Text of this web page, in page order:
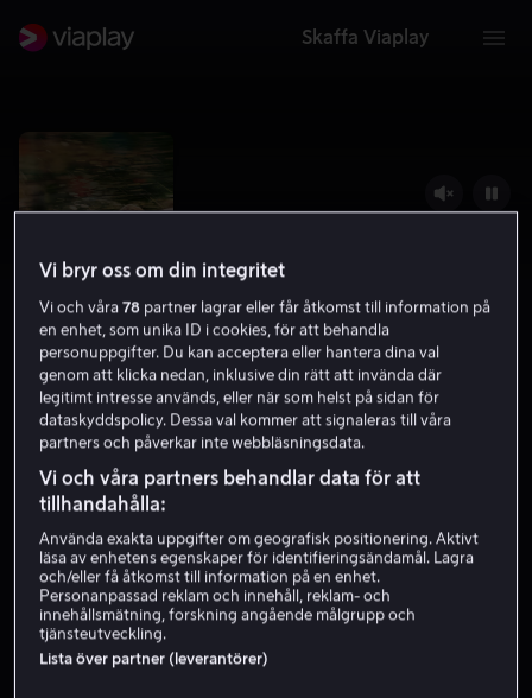
Skaffa Viaplay
En runda till
HD
Skaffa Viaplay
Se trailer
Vi bryr oss om din integritet
Vi och våra78 partner lagrar eller får åtkomst till information på
en enhet, som unika ID i cookies, för att behandla
personuppgifter. Du kan acceptera eller hantera dina val
genom att klicka nedan, inklusive din rätt att invända där
legitimt intresse används, eller när som helst på sidan för
dataskyddspolicy. Dessa val kommer att signaleras till våra
partners och påverkar inte webbläsningsdata.
Vi och våra partners behandlar data för att
tillhandahålla:
Använda exakta uppgifter om geografisk positionering. Aktivt
läsa av enhetens egenskaper för identifieringsändamål. Lagra
och/eller få åtkomst till information på en enhet.
Personanpassad reklam och innehåll, reklam- och
innehållsmätning, forskning angående målgrupp och
tjänsteutveckling.
Lista över partner (leverantörer)